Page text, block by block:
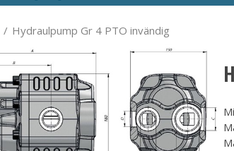
/ Hydraulpump Gr 4 PTO invändig